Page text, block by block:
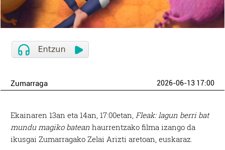
Zumarraga 2026-06-13 17:00
Ekainaren 13an eta 14an, 17:00etan, Fleak: lagun berri bat
mundu magiko batean haurrentzako filma izango da
ikusgai Zumarragako Zelai Arizti aretoan, euskaraz.